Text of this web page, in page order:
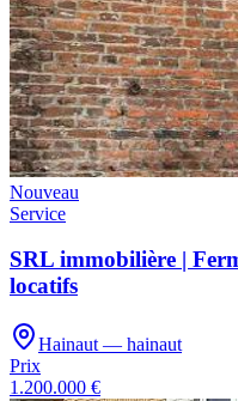
Nouveau
Service
SRL immobilière |
locatifs
Hainaut — hainaut
Prix
1.200.000 €